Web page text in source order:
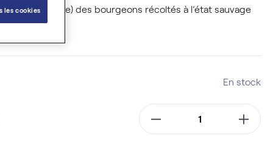
organique) des bourgeons récoltés à l’état sauvage
En stock
les cookies